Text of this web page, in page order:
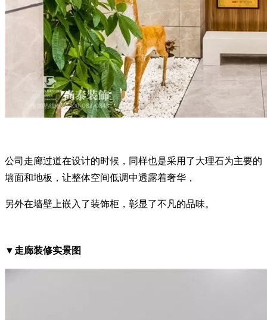
公司走廊过道在设计的时候，同样也是采用了大理石为主要的
墙面和地板，让整体空间低调中透露着奢华，
另外在墙壁上嵌入了装饰柜，彰显了不凡的品味。
▼走廊装修实景图